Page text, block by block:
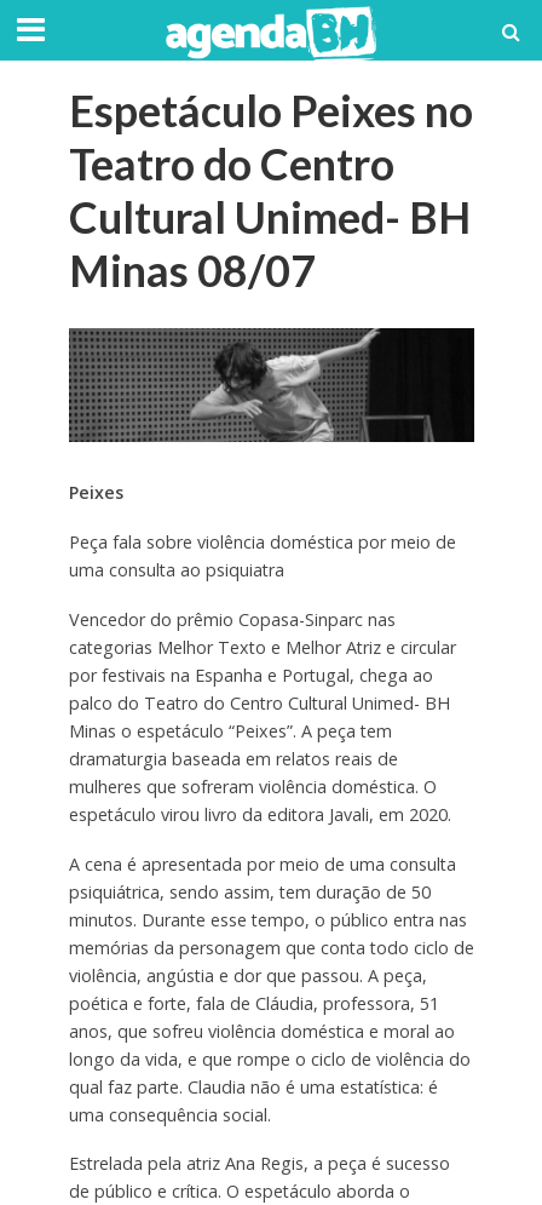
Espetáculo Peixes no
Teatro do Centro
Cultural Unimed- BH
Minas 08/07
Peixes
Peça fala sobre violência doméstica por meio de
uma consulta ao psiquiatra
Vencedor do prêmio Copasa-Sinparc nas
categorias Melhor Texto e Melhor Atriz e circular
por festivais na Espanha e Portugal, chega ao
palco do Teatro do Centro Cultural Unimed- BH
Minas o espetáculo “Peixes”. A peça tem
dramaturgia baseada em relatos reais de
mulheres que sofreram violência doméstica. O
espetáculo virou livro da editora Javali, em 2020.
A cena é apresentada por meio de uma consulta
psiquiátrica, sendo assim, tem duração de 50
minutos. Durante esse tempo, o público entra nas
memórias da personagem que conta todo ciclo de
violência, angústia e dor que passou. A peça,
poética e forte, fala de Cláudia, professora, 51
anos, que sofreu violência doméstica e moral ao
longo da vida, e que rompe o ciclo de violência do
qual faz parte. Claudia não é uma estatística: é
uma consequência social.
Estrelada pela atriz Ana Regis, a peça é sucesso
de público e crítica. O espetáculo aborda o